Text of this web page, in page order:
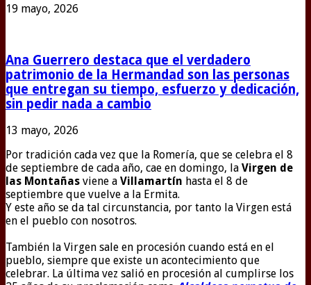
19 mayo, 2026
Ana Guerrero destaca que el verdadero
patrimonio de la Hermandad son las personas
que entregan su tiempo, esfuerzo y dedicación,
sin pedir nada a cambio
13 mayo, 2026
Por tradición cada vez que la Romería, que se celebra el 8
de septiembre de cada año, cae en domingo, la Virgen de
las Montañas viene a Villamartín hasta el 8 de
septiembre que vuelve a la Ermita.
Y este año se da tal circunstancia, por tanto la Virgen está
en el pueblo con nosotros.
También la Virgen sale en procesión cuando está en el
pueblo, siempre que existe un acontecimiento que
celebrar. La última vez salió en procesión al cumplirse los